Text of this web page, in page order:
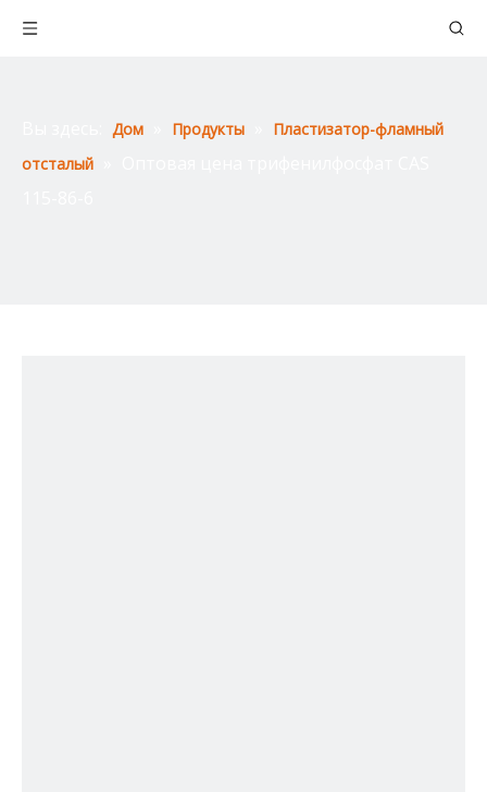
Дом Продукты
Пластизатор-фламный
отсталый